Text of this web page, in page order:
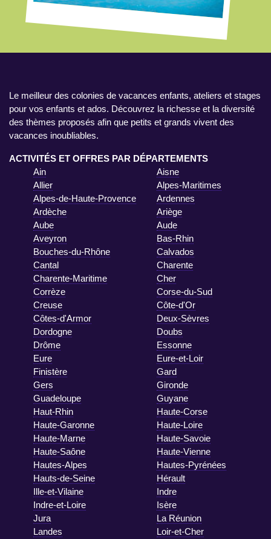
Le meilleur des colonies de vacances enfants, ateliers et stages
pour vos enfants et ados. Découvrez la richesse et la diversité
des thèmes proposés afin que petits et grands vivent des
vacances inoubliables.
ACTIVITÉS ET OFFRES PAR DÉPARTEMENTS
Ain
Aisne
Allier
Alpes-Maritimes
Alpes-de-Haute-Provence
Ardennes
Ardèche
Ariège
Aube
Aude
Aveyron
Bas-Rhin
Bouches-du-Rhône
Calvados
Cantal
Charente
Charente-Maritime
Cher
Corrèze
Corse-du-Sud
Creuse
Côte-d'Or
Côtes-d'Armor
Deux-Sèvres
Dordogne
Doubs
Drôme
Essonne
Eure
Eure-et-Loir
Finistère
Gard
Gers
Gironde
Guadeloupe
Guyane
Haut-Rhin
Haute-Corse
Haute-Garonne
Haute-Loire
Haute-Marne
Haute-Savoie
Haute-Saône
Haute-Vienne
Hautes-Alpes
Hautes-Pyrénées
Hauts-de-Seine
Hérault
Ille-et-Vilaine
Indre
Indre-et-Loire
Isère
Jura
La Réunion
Landes
Loir-et-Cher